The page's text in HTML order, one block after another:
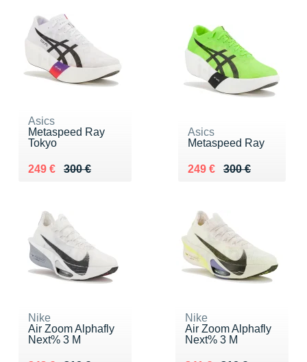
Asics
Metaspeed Ray
Tokyo
300 €
Au lieu de 300 €
249 €
Vendu 249 €
Asics
Metaspeed Ray
300 €
Au lieu de 300 €
249 €
Vendu 249 €
Nike
Air Zoom Alphafly
Next% 3 M
Nike
Air Zoom Alphafly
Next% 3 M